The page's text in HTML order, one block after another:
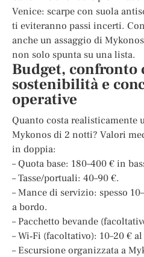
Venice: scarpe con suola
ti eviteranno passi incerti.
anche un assaggio di
non solo spunta su una lista.
Budget, confronto
sostenibilità e
operative
Quanto costa realisticamente
Mykonos di 2 notti? Valori
in doppia:
– Quota base: 180–400 € in
– Tasse/portuali: 40–90 €.
– Mance di servizio: spesso
a bordo.
– Pacchetto bevande
– Wi‑Fi (facoltativo): 10–20 €
– Escursione organizzata a